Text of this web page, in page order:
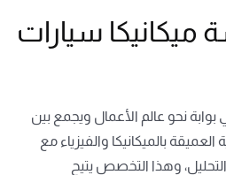
سيارات
نحو عالم الأعمال ويجمع بين
بالميكانيكا والفيزياء مع
وهذا التخصص يتيح